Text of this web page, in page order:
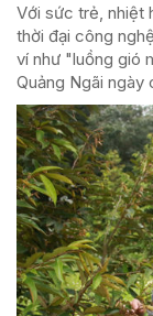
Với sức trẻ, nhiệt
thời đại công
ví như "luồng gió
Quảng Ngãi ngày